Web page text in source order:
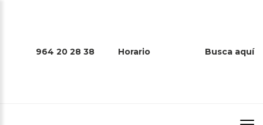
964 20 28 38 Horario Busca aquí